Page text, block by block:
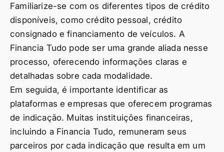
Familiarize-se com os diferentes tipos de crédito
disponíveis, como crédito pessoal, crédito
consignado e financiamento de veículos. A
Financia Tudo pode ser uma grande aliada nesse
processo, oferecendo informações claras e
detalhadas sobre cada modalidade.
Em seguida, é importante identificar as
plataformas e empresas que oferecem programas
de indicação. Muitas instituições financeiras,
incluindo a Financia Tudo, remuneram seus
parceiros por cada indicação que resulta em um